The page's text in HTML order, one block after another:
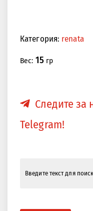
Категория: renata
Вес: 15гр
Следите
Telegram!